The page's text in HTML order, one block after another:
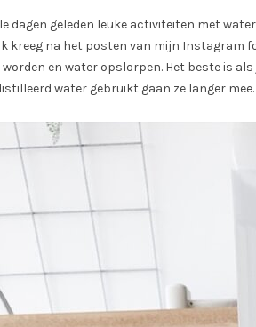
dagen geleden leuke activiteiten met
kreeg na het posten van mijn Instagram
en water opslorpen. Het beste is
water gebruikt gaan ze langer mee.